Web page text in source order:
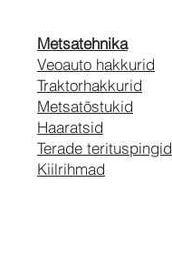
Metsatehnika
Veoauto hakkurid
Traktorhakkurid
Metsatõstukid
Haaratsid
Terade terituspingid
Kiilrihmad